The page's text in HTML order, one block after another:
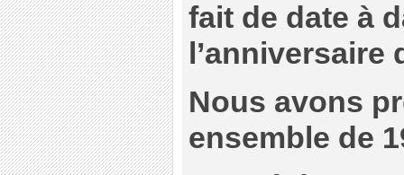
fait de date à
Nous avons
ensemble de